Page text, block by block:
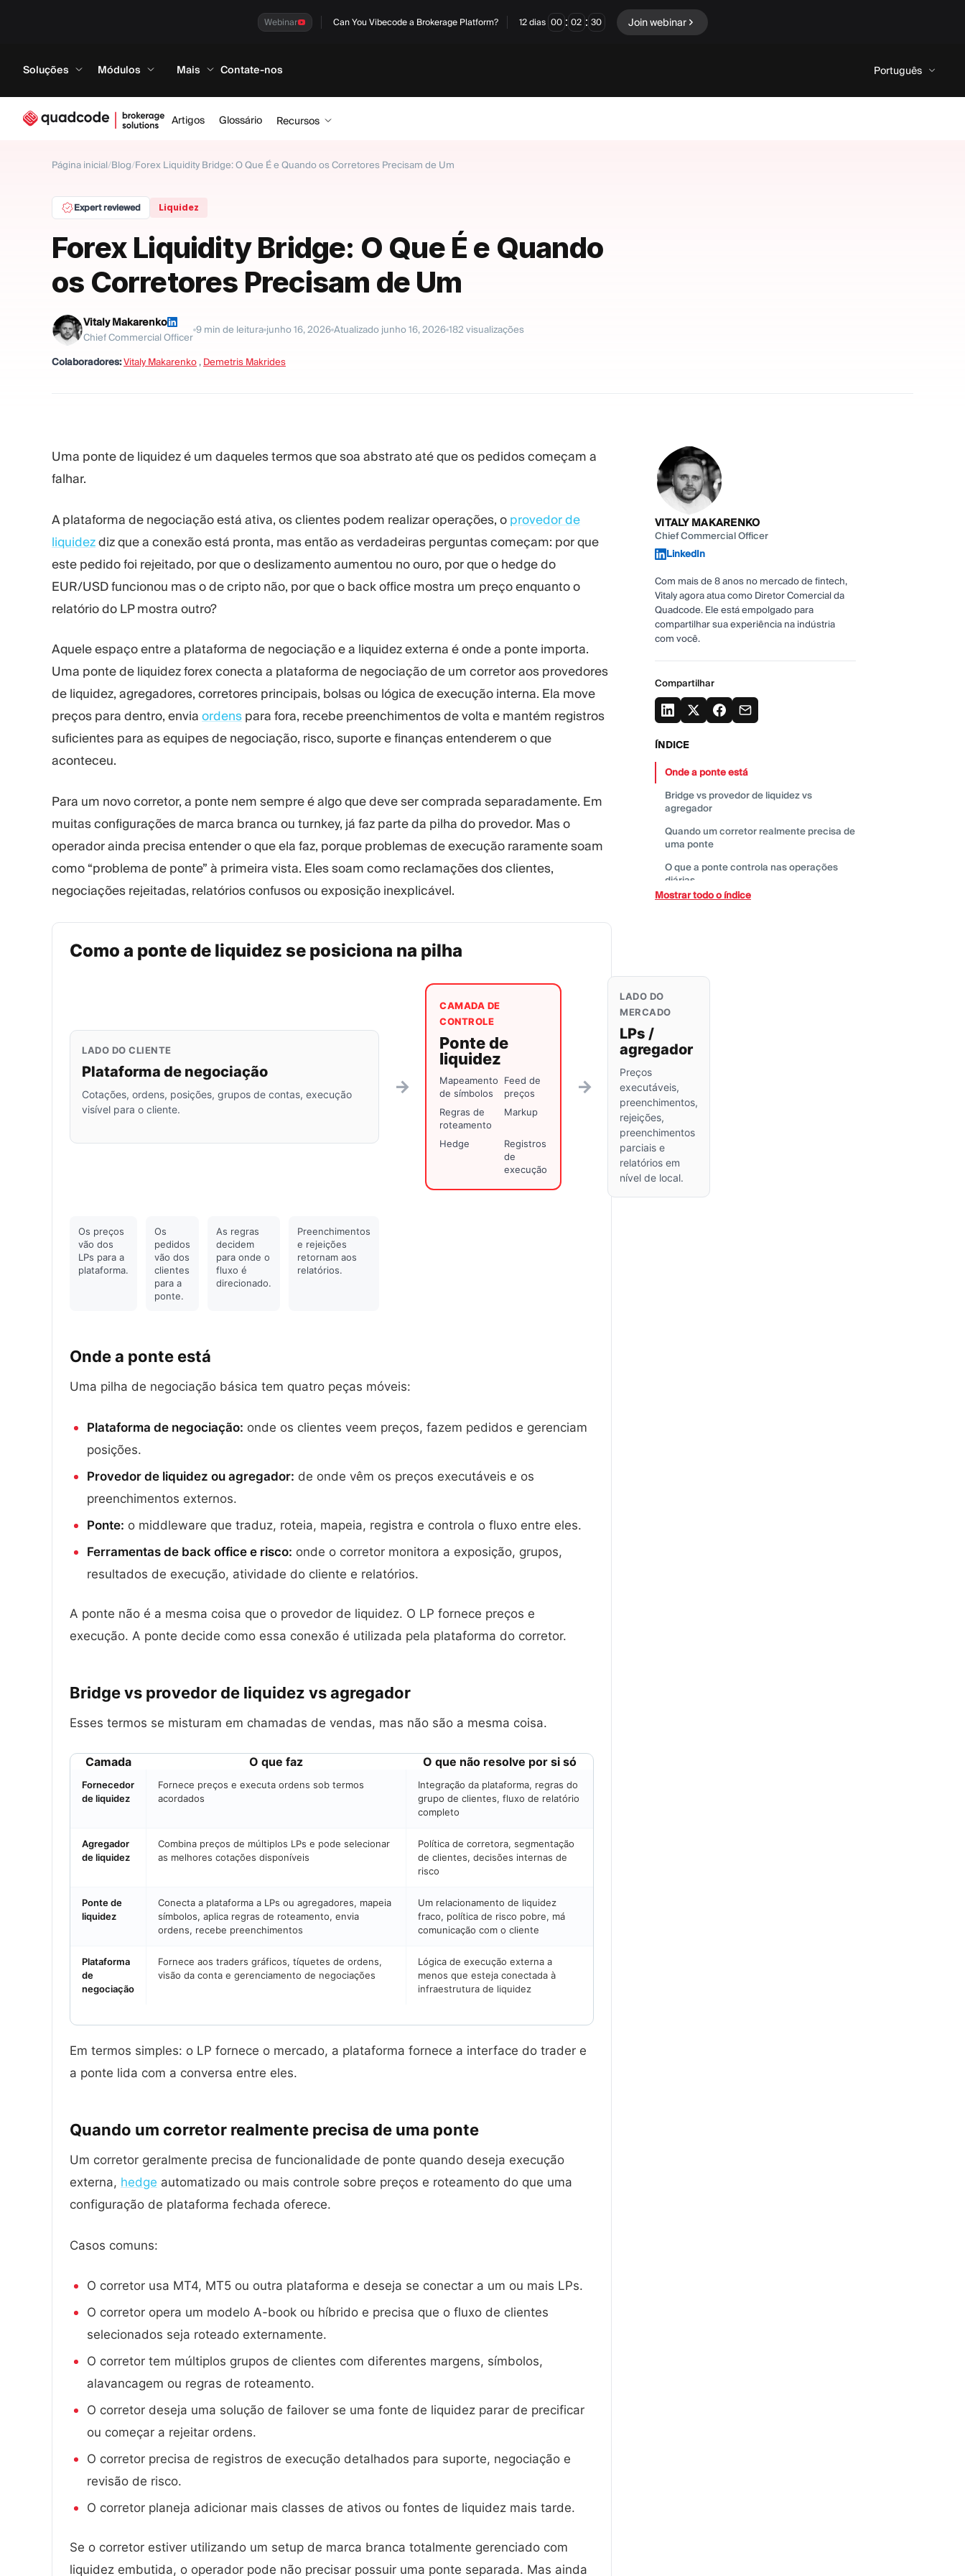
Webinar Can You Vibecode a Brokerage Platform? 12 dias 00 : 02 : 29 Join webinar
Soluções Módulos Mais Contate-nos Português
Artigos Glossário Recursos
Página inicial/Blog/Forex Liquidity Bridge: O Que É e Quando os Corretores Precisam de Um
Expert reviewed Liquidez
Forex Liquidity Bridge: O Que É e Quando
os Corretores Precisam de Um
Vitaly Makarenko
Chief Commercial Officer
9 min de leitura junho 16, 2026 Atualizado junho 16, 2026 182visualizações
Colaboradores:Vitaly Makarenko , Demetris Makrides
Uma ponte de liquidez é um daqueles termos que soa abstrato até que os pedidos começam a
falhar.
A plataforma de negociação está ativa, os clientes podem realizar operações, o provedor de
liquidezdiz que a conexão está pronta, mas então as verdadeiras perguntas começam: por que
este pedido foi rejeitado, por que o deslizamento aumentou no ouro, por que o hedge do
EUR/USD funcionou mas o de cripto não, por que o back office mostra um preço enquanto o
relatório do LP mostra outro?
Aquele espaço entre a plataforma de negociação e a liquidez externa é onde a ponte importa.
Uma ponte de liquidez forex conecta a plataforma de negociação de um corretor aos provedores
de liquidez, agregadores, corretores principais, bolsas ou lógica de execução interna. Ela move
preços para dentro, envia ordens para fora, recebe preenchimentos de volta e mantém registros
suficientes para as equipes de negociação, risco, suporte e finanças entenderem o que
aconteceu.
Para um novo corretor, a ponte nem sempre é algo que deve ser comprada separadamente. Em
muitas configurações de marca branca ou turnkey, já faz parte da pilha do provedor. Mas o
operador ainda precisa entender o que ela faz, porque problemas de execução raramente soam
como “problema de ponte” à primeira vista. Eles soam como reclamações dos clientes,
negociações rejeitadas, relatórios confusos ou exposição inexplicável.
Como a ponte de liquidez se posiciona na pilha
LADO DO CLIENTE
Plataforma de negociação
Cotações, ordens, posições, grupos de contas, execução
visível para o cliente.
→
CAMADA DE
CONTROLE
Ponte de
liquidez
Mapeamento
de símbolos
Feed de
preços
Regras de
roteamento
Markup
Hedge
Registros
de
execução
→
LADO DO
MERCADO
LPs /
agregador
Preços
executáveis,
preenchimentos,
rejeições,
preenchimentos
parciais e
relatórios em
nível de local.
Os preços
vão dos
LPs para a
plataforma.
Os
pedidos
vão dos
clientes
para a
ponte.
As regras
decidem
para onde o
fluxo é
direcionado.
Preenchimentos
e rejeições
retornam aos
relatórios.
Onde a ponte está
Uma pilha de negociação básica tem quatro peças móveis:
Plataforma de negociação: onde os clientes veem preços, fazem pedidos e gerenciam
posições.
Provedor de liquidez ou agregador: de onde vêm os preços executáveis e os
preenchimentos externos.
Ponte: o middleware que traduz, roteia, mapeia, registra e controla o fluxo entre eles.
Ferramentas de back office e risco: onde o corretor monitora a exposição, grupos,
resultados de execução, atividade do cliente e relatórios.
A ponte não é a mesma coisa que o provedor de liquidez. O LP fornece preços e
execução. A ponte decide como essa conexão é utilizada pela plataforma do corretor.
Bridge vs provedor de liquidez vsagregador
Esses termos se misturam em chamadas de vendas, mas não são a mesma coisa.
Camada O que faz O que não resolve por si só
Fornecedor
de liquidez
Fornece preços e executa ordens sob termos
acordados
Integração da plataforma, regras do
grupo de clientes, fluxo de relatório
completo
Agregador
de liquidez
Combina preços de múltiplos LPs e pode selecionar
as melhores cotações disponíveis
Política de corretora, segmentação
de clientes, decisões internas de
risco
Ponte de
liquidez
Conecta a plataforma a LPs ou agregadores, mapeia
símbolos, aplica regras de roteamento, envia
ordens, recebe preenchimentos
Um relacionamento de liquidez
fraco, política de risco pobre, má
comunicação com o cliente
Plataforma
de
negociação
Fornece aos traders gráficos, tíquetes de ordens,
visão da conta e gerenciamento de negociações
Lógica de execução externa a
menos que esteja conectada à
infraestrutura de liquidez
Em termos simples: o LP fornece o mercado, a plataforma fornece a interface do trader e
a ponte lida com a conversa entre eles.
Quando um corretor realmente precisa de uma ponte
Um corretor geralmente precisa de funcionalidade de ponte quando deseja execução
externa, hedge automatizado ou mais controle sobre preços e roteamento do que uma
configuração de plataforma fechada oferece.
Casos comuns:
O corretor usa MT4, MT5 ou outra plataforma e deseja se conectar a um ou mais LPs.
O corretor opera um modelo A-book ou híbrido e precisa que o fluxo de clientes
selecionados seja roteado externamente.
O corretor tem múltiplos grupos de clientes com diferentes margens, símbolos,
alavancagem ou regras de roteamento.
O corretor deseja uma solução de failover se uma fonte de liquidez parar de precificar
ou começar a rejeitar ordens.
O corretor precisa de registros de execução detalhados para suporte, negociação e
revisão de risco.
O corretor planeja adicionar mais classes de ativos ou fontes de liquidez mais tarde.
Se o corretor estiver utilizando um setup de marca branca totalmente gerenciado com
liquidez embutida, o operador pode não precisar possuir uma ponte separada. Mas ainda
VITALY MAKARENKO
Chief Commercial Officer
LinkedIn
Com mais de 8 anos no mercado de fintech,
Vitaly agora atua como Diretor Comercial da
Quadcode. Ele está empolgado para
compartilhar sua experiência na indústria
com você.
Compartilhar
ÍNDICE
Onde a ponteestá
Bridge vs provedor de liquidez vs
agregador
Quando um corretor realmente precisa de
uma ponte
O que a ponte controla nas operações
diárias
Onde os projetos de pontes dão
observar após o
Mostrar todo o índice